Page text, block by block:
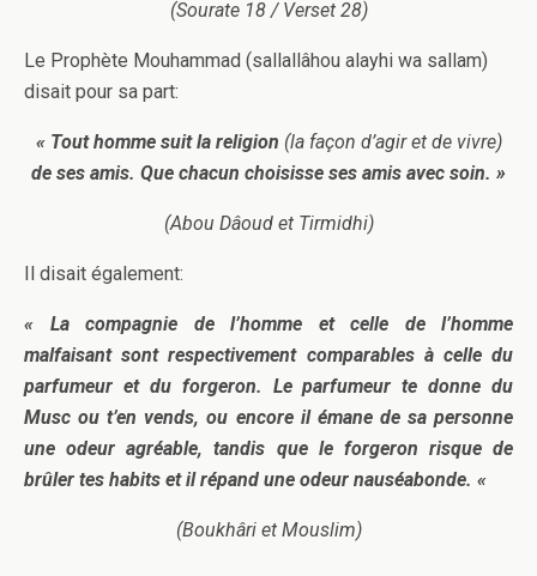
(Sourate 18 / Verset 28)
Le Prophète Mouhammad (sallallâhou alayhi wa sallam)
disait pour sa part:
« Tout homme suit la religion (la façon d’agir et de vivre)
de ses amis. Que chacun choisisse ses amis avec soin. »
(Abou Dâoud et Tirmidhi)
Il disait également:
« La compagnie de l’homme et celle de l’homme
malfaisant sont respectivement comparables à celle du
parfumeur et du forgeron. Le parfumeur te donne du
Musc ou t’en vends, ou encore il émane de sa personne
une odeur agréable, tandis que le forgeron risque de
brûler tes habits et il répand une odeur nauséabonde. «
(Boukhâri et Mouslim)